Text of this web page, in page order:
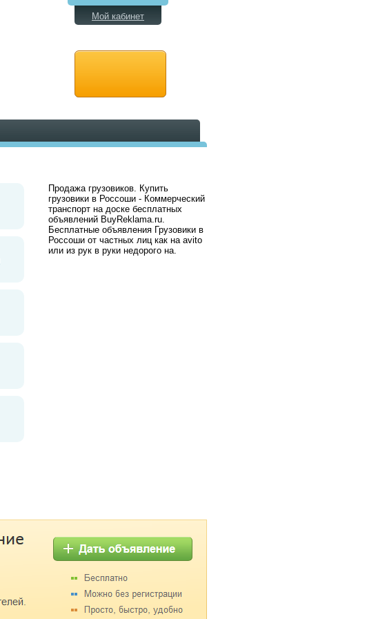
Мой кабинет
Продажа грузовиков. Купить
грузовики в Россоши - Коммерческий
транспорт на доске бесплатных
объявлений BuyReklama.ru.
Бесплатные объявления Грузовики в
Россоши от частных лиц как на avito
или из рук в руки недорого на.